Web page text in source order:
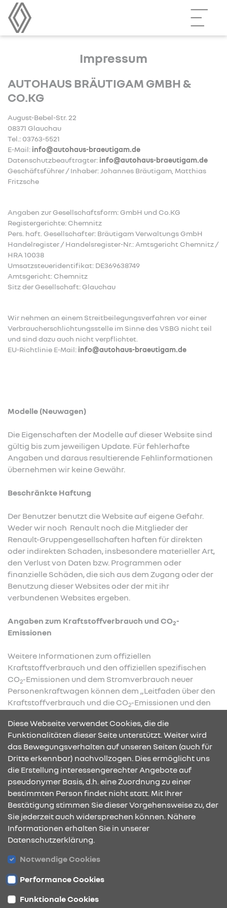
Impressum
AUTOHAUS BRÄUTIGAM GMBH &
CO.KG
August-Bebel-Str. 22
08371 Glauchau
Tel.: 03763-5521
E-Mail: info@autohaus-braeutigam.de
Datenschutzbeauftragter: info@autohaus-braeutigam.de
Geschäftsführer / Inhaber: Johannes Bräutigam, Matthias
Fritzsche
Angaben zur Gesellschaftsform: GmbH und Co.KG
Registergerichte: Chemnitz
Pers. haft. Gesellschafter: Bräutigam Verwaltungs GmbH
Handelregister / Handelsregister-Nr.: Amtsgericht Chemnitz /
HRA 10038
Umsatzsteueridentifikat: DE369638749
Amtsgericht: Chemnitz
Sitz der Gesellschaft: Glauchau
Wir nehmen an einem Streitbeilegungsverfahren vor einer
Verbraucherschlichtungsstelle im Sinne des VSBG nicht teil
und sind dazu auch nicht verpflichtet.
EU-Richtlinie E-Mail: info@autohaus-braeutigam.de
Modelle (Neuwagen)
Die Eigenschaften der Modelle auf dieser Website sind
gültig bis zum jeweiligen Update. Für fehlerhafte
Angaben und daraus resultierende Fehlinformationen
übernehmen wir keine Gewähr.
Beschränkte Haftung
Der Benutzer benutzt die Website auf eigene Gefahr.
Weder wir noch Renault noch die Mitglieder der
Renault-Gruppengesellschaften haften für direkten
oder indirekten Schaden, insbesondere materieller Art,
den Verlust von Daten bzw. Programmen oder
finanzielle Schäden, die sich aus dem Zugang oder der
Benutzung dieser Websites oder der mit ihr
verbundenen Websites ergeben.
Angaben zum Kraftstoffverbrauch und CO2-
Emissionen
Weitere Informationen zum offiziellen
Kraftstoffverbrauch und den offiziellen spezifischen
CO2-Emissionen und dem Stromverbrauch neuer
Personenkraftwagen können dem „Leitfaden über den
Kraftstoffverbrauch und die CO2-Emissionen und den
entnommen werden, der an allen Verkaufsstellen und
bei derDeutsche Automobil Treuhand GmbH
(DAT) unentgeltlich erhältlich ist. Der Leitfaden steht
außerdem alsDownloadzur Verfügung.
KONTAKT & ANFAHRT
ÖFFNUNGSZEITEN
Diese Webseite verwendet Cookies, die die
Funktionalitäten dieser Seite unterstützt. Weiter wird
das Bewegungsverhalten auf unseren Seiten (auch für
Dritte erkennbar) nachvollzogen. Dies ermöglicht uns
die Erstellung interessengerechter Angebote auf
pseudonymer Basis, d.h. eine Zuordnung zu einer
bestimmten Person findet nicht statt. Mit Ihrer
Bestätigung stimmen Sie dieser Vorgehensweise zu, der
Sie jederzeit auch widersprechen können. Nähere
Informationen erhalten Sie in unserer
Datenschutzerklärung.
Notwendige Cookies
Performance Cookies
Funktionale Cookies